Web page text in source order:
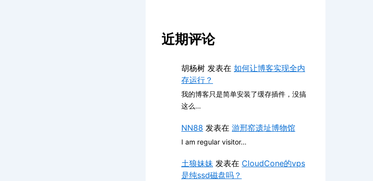
近期评论
胡杨树 发表在 如何让博客实现全内
存运行？
我的博客只是简单安装了缓存插件，没搞
这么…
NN88 发表在 游邢窑遗址博物馆
I am regular visitor…
土狼妹妹 发表在 CloudCone的vps
是纯ssd磁盘吗？